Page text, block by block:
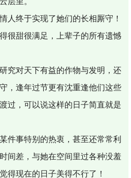
人终于实现了她们的长相厮守！
很甜很满足，上辈子的所有遗憾
究对天下有益的作物与发明，还
，逢年过节更有沈重逢他们这些
过，可以说这样的日子简直就是
件事特别的热衷，甚至还常常利
间差，与她在空间里过各种没羞
得现在的日子美得不行了！